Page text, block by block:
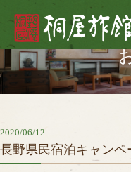
2020/06/12
長野県民宿泊キャンペ